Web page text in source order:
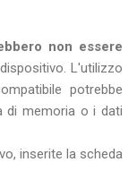
non essere
L'utilizzo
potrebbe
di memoria o i dati
inserite la scheda